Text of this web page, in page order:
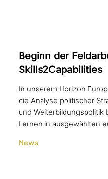
Beginn der
Skills2Capabilities
In unserem Horizon
die Analyse politischer
und Weiterbildungspolitik
Lernen in ausgewählten
News